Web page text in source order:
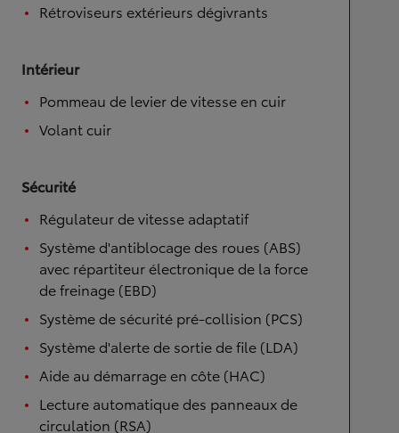
Rétroviseurs extérieurs dégivrants
Intérieur
Pommeau de levier de vitesse en cuir
Volant cuir
Sécurité
Régulateur de vitesse adaptatif
Système d'antiblocage des roues (ABS)
avec répartiteur électronique de la force
de freinage (EBD)
Système de sécurité pré-collision (PCS)
Système d'alerte de sortie de file (LDA)
Aide au démarrage en côte (HAC)
Lecture automatique des panneaux de
circulation (RSA)